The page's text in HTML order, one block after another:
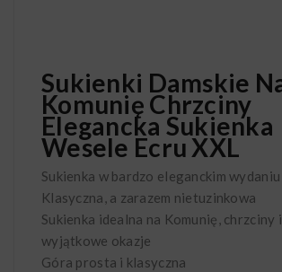
Sukienki Damskie
Komunię Chrzciny
Elegancka Sukienka
Wesele Ecru XXL
Sukienka w bardzo eleganckim wydaniu
Klasyczna, a zarazem nietuzinkowa
Sukienka idealna na Komunię, chrzciny
wyjątkowe okazje
Góra prosta i klasyczna